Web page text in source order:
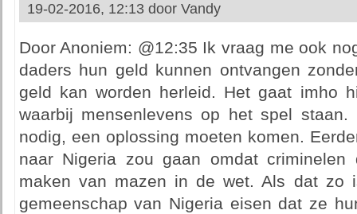
19-02-2016, 12:13 door Vandy
Door Anoniem: @12:35 Ik vraag me ook
daders hun geld kunnen ontvangen
geld kan worden herleid. Het gaat imho
waarbij mensenlevens op het spel
nodig, een oplossing moeten komen.
naar Nigeria zou gaan omdat criminelen
maken van mazen in de wet. Als dat zo
gemeenschap van Nigeria eisen dat ze